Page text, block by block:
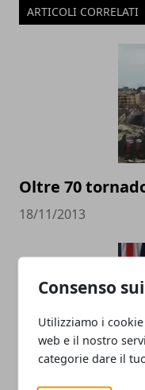
Consenso
Utilizziamo i
web e il nostro
categorie dare il
ARTICOLI CORRELATI
Oltre 70
18/11/2013
Guerra in Siria: